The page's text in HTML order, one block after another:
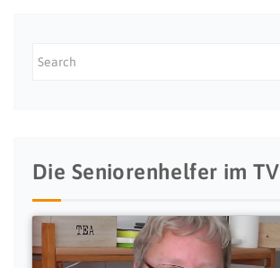
Die Seniorenhelfer im TV